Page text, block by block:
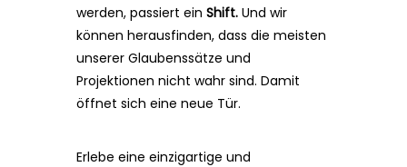
werden, passiert ein Shift. Und wir
können herausfinden, dass die meisten
unserer Glaubenssätze und
Projektionen nicht wahr sind. Damit
öffnet sich eine neue Tür.
Erlebe eine einzigartige und